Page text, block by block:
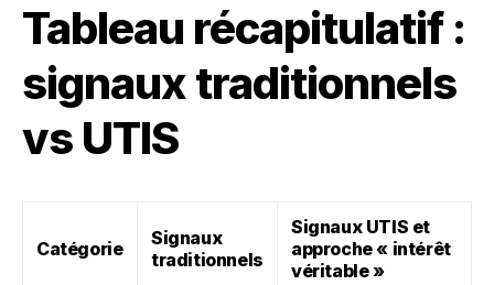
Tableau récapitulatif :
signaux traditionnels
vs UTIS
Catégorie
Signaux
traditionnels
Signaux UTIS et
approche « intérêt
véritable »